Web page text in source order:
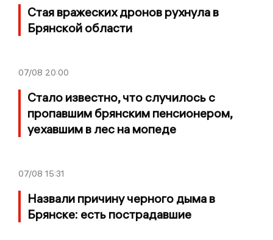
Стая вражеских дронов рухнула в
Брянской области
07/08 20:00
Стало известно, что случилось с
пропавшим брянским пенсионером,
уехавшим в лес на мопеде
07/08 15:31
Назвали причину черного дыма в
Брянске: есть пострадавшие